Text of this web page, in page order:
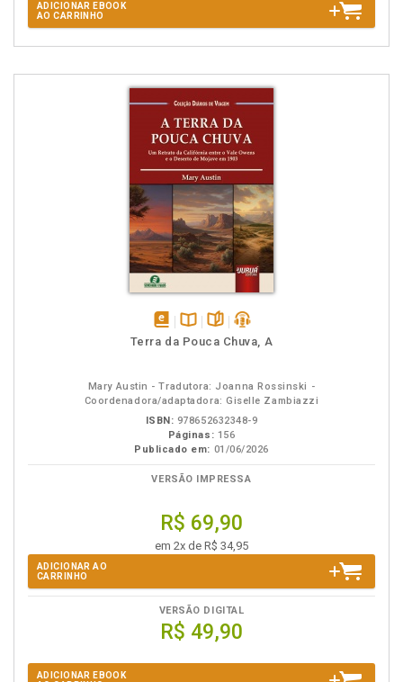
ADICIONAR EBOOK
AO CARRINHO
disponívelDisponível
páginaspodcast
Terra da Pouca Chuva, A
Mary Austin - Tradutora: Joanna Rossinski -
Coordenadora/adaptadora: Giselle Zambiazzi
ISBN: 978652632348-9
Páginas: 156
Publicado em: 01/06/2026
VERSÃO IMPRESSA
R$ 69,90
em 2x de R$ 34,95
ADICIONAR AO
CARRINHO
VERSÃO DIGITAL
R$ 49,90
ADICIONAR EBOOK